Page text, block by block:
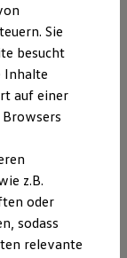
Sie
besucht
Inhalte
auf einer
z.B.
oder
sodass
relevante